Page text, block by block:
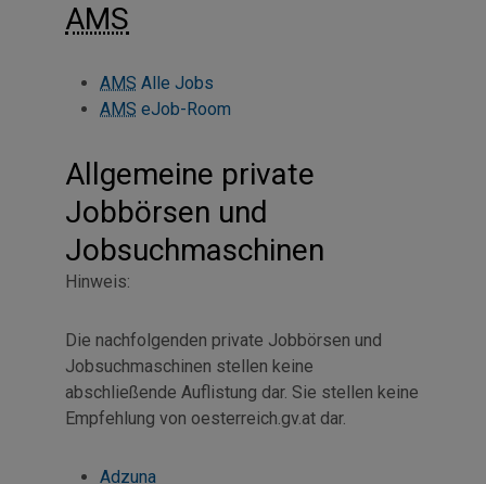
AMS
AMS Alle Jobs
AMS eJob-Room
Allgemeine private
Jobbörsen und
Jobsuchmaschinen
Hinweis:
Die nachfolgenden private Jobbörsen und
Jobsuchmaschinen stellen keine
abschließende Auflistung dar. Sie stellen keine
Empfehlung von oesterreich.gv.at dar.
Adzuna